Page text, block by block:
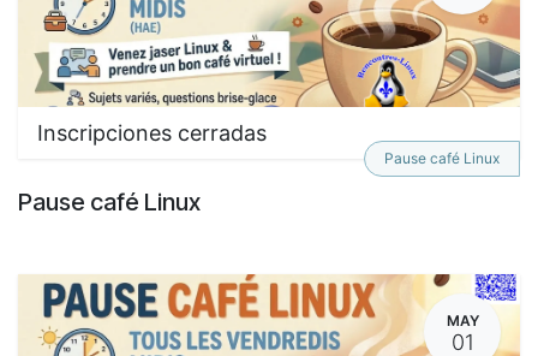
Inscripciones cerradas
Pause café Linux
Pause café Linux
MAY
01